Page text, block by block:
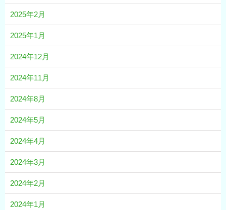
2025年2月
2025年1月
2024年12月
2024年11月
2024年8月
2024年5月
2024年4月
2024年3月
2024年2月
2024年1月